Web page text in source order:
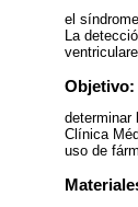
el
La
Objetivo:
determinar
Clínica
uso de